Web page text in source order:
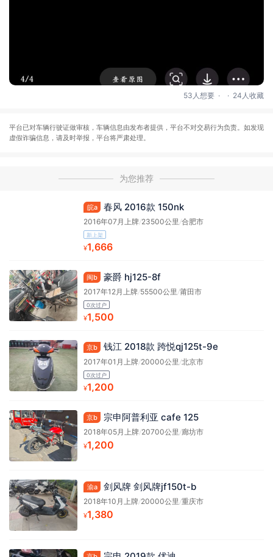
53人想要 . . 24人收藏
平台已对车辆行驶证做审核，车辆信息由发布者提供，平台不对交易行为负责。如发现
虚假诈骗信息，请及时举报，平台将严肃处理。
为您推荐
皖a 春风 2016款 150nk
2016年07月上牌/23500公里/合肥市
新上架
¥1,666
闽b 豪爵 hj125-8f
2017年12月上牌/55500公里 /莆田市
0次过户
¥1,500
京b 钱江 2018款 跨悦qj125t-9e
2017年01月上牌/20000公里 /北京市
0次过户
¥1,200
京b 宗申阿普利亚 cafe 125
2018年05月上牌/20700公里 /廊坊市
¥1,200
渝a 剑风牌 剑风牌jf150t-b
2018年10月上牌/20000公里 /重庆市
¥1,380